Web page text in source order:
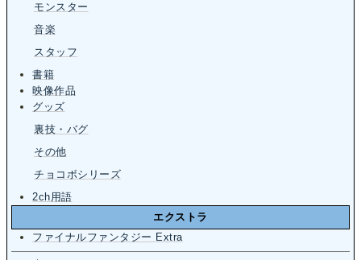
モンスター
音楽
スタッフ
書籍
映像作品
グッズ
裏技・バグ
その他
チョコボシリーズ
2ch用語
エクストラ
ファイナルファンタジー Extra